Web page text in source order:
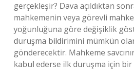
gerçekleşir? Dava açıldıktan
mahkemenin veya görevli
yoğunluğuna göre değişiklik
duruşma bildirimini mümkün
gönderecektir. Mahkeme
kabul ederse ilk duruşma için